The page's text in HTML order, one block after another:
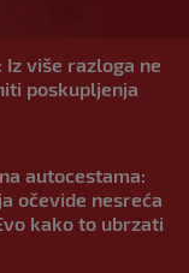
više razloga ne
poskupljenja
autocestama:
očevide nesreća
kako to ubrzati